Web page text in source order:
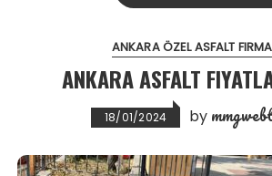
ANKARA ÖZEL ASFALT
ANKARA ASFALT
18/01/2024 by